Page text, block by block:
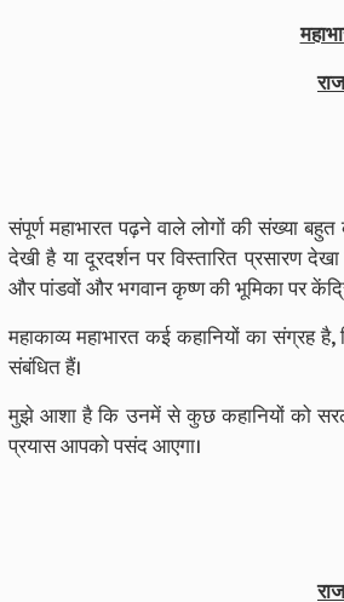
संपूर्ण महाभारत पढ़ने वाले लोगों की संख्या
देखी है या दूरदर्शन पर विस्तारित प्रसारण
और पांडवों और भगवान कृष्ण की भूमिका पर
महाकाव्य महाभारत कई कहानियों का संग्रह
संबंधित हैं।
मुझे आशा है कि उनमें से कुछ कहानियों को
प्रयास आपको पसंद आएगा।